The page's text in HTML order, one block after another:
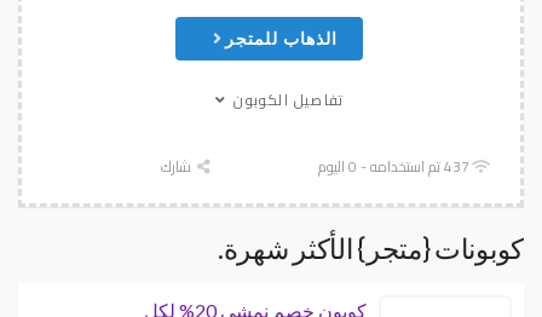
الذهاب للمتجر
تفاصيل الكوبون
437 تم استخدامه - 0 اليوم شارك
كوبونات {متجر} الأكثر شهرة.
كوبون خصم نمشي 20% لكل